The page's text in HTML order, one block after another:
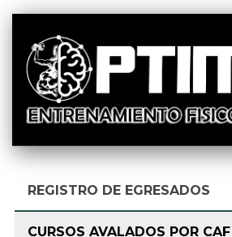
REGISTRO DE EGRESADOS
CURSOS AVALADOS POR CAF